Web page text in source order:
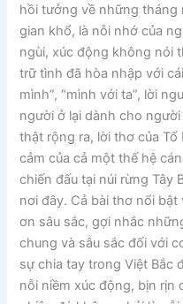
hồi tưởng về những
gian khổ, là nỗi nhớ của
ngùi, xúc động không nói
trữ tình đã hòa nhập với
mình”, “mình với ta”, lời
người ở lại dành cho
thật rộng ra, lời thơ của
cảm của cả một thế hệ
chiến đấu tại núi rừng Tây
nơi đây. Cả bài thơ nổi
ơn sâu sắc, gợi nhắc
chung và sâu sắc đối với
sự chia tay trong Việt Bắc
nỗi niềm xúc động, bịn rịn